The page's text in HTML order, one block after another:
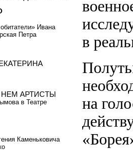
в
на
Ивана
Петра
НЕМ АРТИСТЫ
в Театре
Каменьковича